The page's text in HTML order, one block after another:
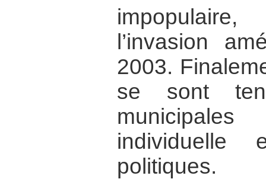
l’invasion
2003.
se sont
politiques.